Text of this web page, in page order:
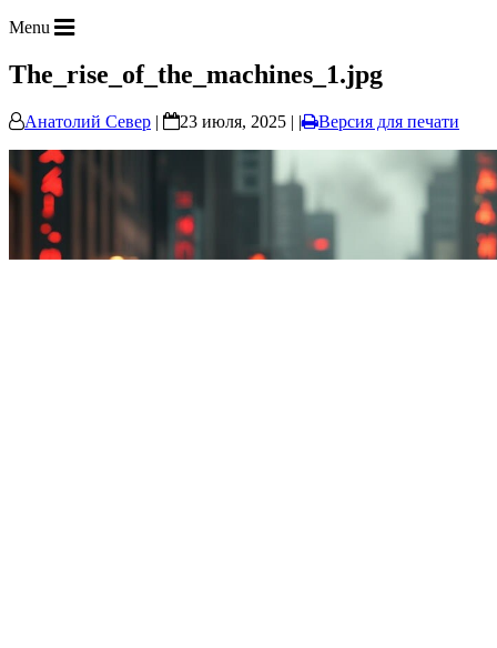
Menu
The_rise_of_the_machines_1.jpg
Анатолий Север | 23 июля, 2025 | | Версия для печати